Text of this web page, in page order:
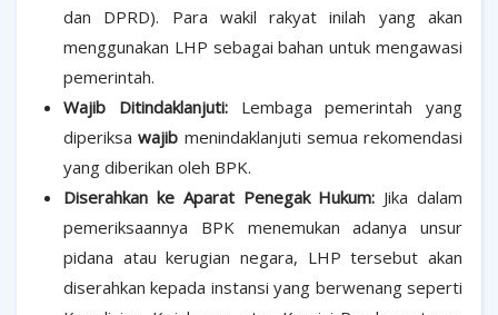
dan DPRD). Para wakil rakyat inilah yang akan
menggunakan LHP sebagai bahan untuk mengawasi
pemerintah.
Wajib Ditindaklanjuti:Lembaga pemerintah yang
diperiksawajib menindaklanjuti semua rekomendasi
yang diberikan oleh BPK.
Diserahkan ke Aparat Penegak Hukum: Jika dalam
pemeriksaannya BPK menemukan adanya unsur
pidana atau kerugian negara, LHP tersebut akan
diserahkan kepada instansi yang berwenang seperti